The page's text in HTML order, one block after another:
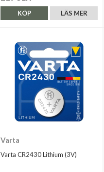
LÄS MER
KÖP
Varta
Varta CR2430 Lithium (3V)